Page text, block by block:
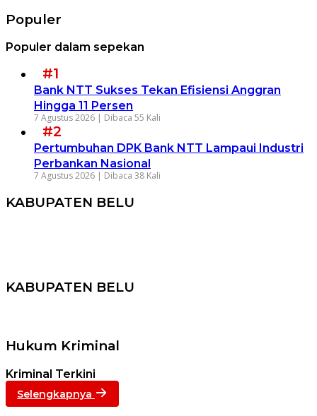
Populer
Populer dalam sepekan
#1
Bank NTT Sukses Tekan Efisiensi Anggran
Hingga 11 Persen
7 Agustus 2026 | Dibaca 55 Kali
#2
Pertumbuhan DPK Bank NTT Lampaui Industri
Perbankan Nasional
7 Agustus 2026 | Dibaca 38 Kali
KABUPATEN BELU
KABUPATEN BELU
Hukum Kriminal
Kriminal Terkini
Selengkapnya